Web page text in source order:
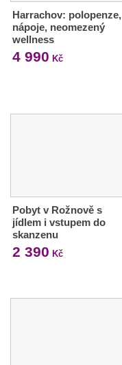
Harrachov: polopenze,
nápoje, neomezený
wellness
4 990 Kč
Pobyt v Rožnově s
jídlem i vstupem do
skanzenu
2 390 Kč